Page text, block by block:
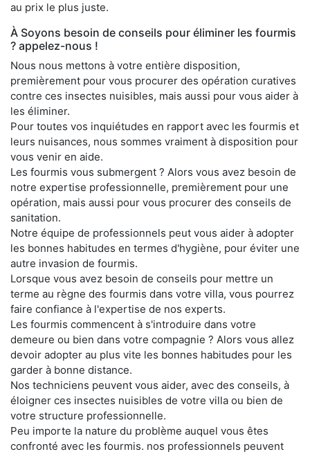
au prix le plus juste.
À Soyons besoin de conseils pour éliminer les fourmis
? appelez-nous !
Nous nous mettons à votre entière disposition,
premièrement pour vous procurer des opération curatives
contre ces insectes nuisibles, mais aussi pour vous aider à
les éliminer.
Pour toutes vos inquiétudes en rapport avec les fourmis et
leurs nuisances, nous sommes vraiment à disposition pour
vous venir en aide.
Les fourmis vous submergent ? Alors vous avez besoin de
notre expertise professionnelle, premièrement pour une
opération, mais aussi pour vous procurer des conseils de
sanitation.
Notre équipe de professionnels peut vous aider à adopter
les bonnes habitudes en termes d'hygiène, pour éviter une
autre invasion de fourmis.
Lorsque vous avez besoin de conseils pour mettre un
terme au règne des fourmis dans votre villa, vous pourrez
faire confiance à l'expertise de nos experts.
Les fourmis commencent à s'introduire dans votre
demeure ou bien dans votre compagnie ? Alors vous allez
devoir adopter au plus vite les bonnes habitudes pour les
garder à bonne distance.
Nos techniciens peuvent vous aider, avec des conseils, à
éloigner ces insectes nuisibles de votre villa ou bien de
votre structure professionnelle.
Peu importe la nature du problème auquel vous êtes
confronté avec les fourmis. nos professionnels peuvent